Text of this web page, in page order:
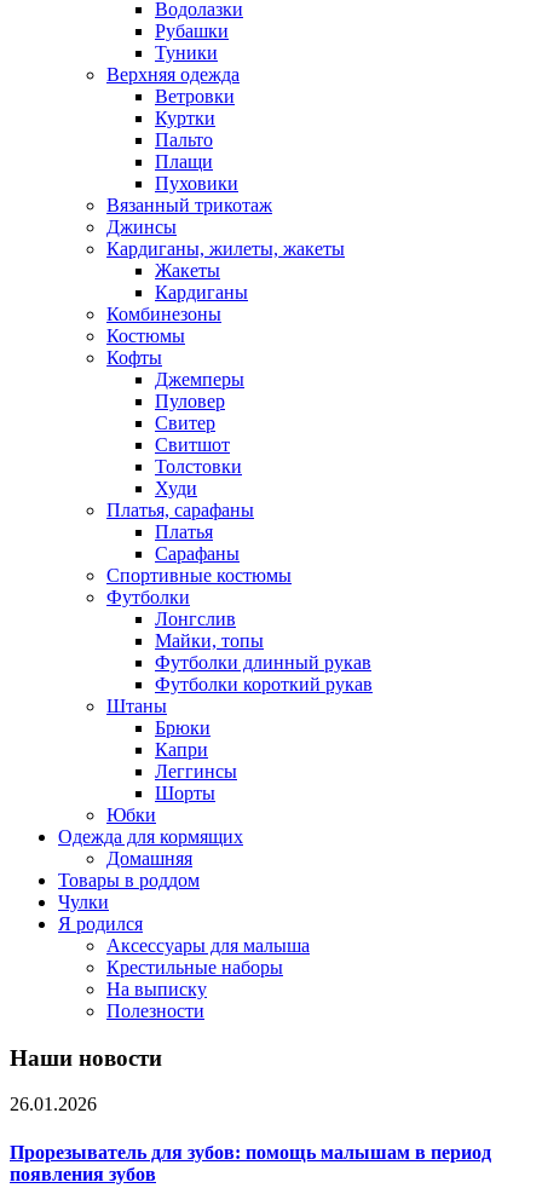
Водолазки
Рубашки
Туники
Верхняя одежда
Ветровки
Куртки
Пальто
Плащи
Пуховики
Вязанный трикотаж
Джинсы
Кардиганы, жилеты, жакеты
Жакеты
Кардиганы
Комбинезоны
Костюмы
Кофты
Джемперы
Пуловер
Свитер
Свитшот
Толстовки
Худи
Платья, сарафаны
Платья
Сарафаны
Спортивные костюмы
Футболки
Лонгслив
Майки, топы
Футболки длинный рукав
Футболки короткий рукав
Штаны
Брюки
Капри
Леггинсы
Шорты
Юбки
Одежда для кормящих
Домашняя
Товары в роддом
Чулки
Я родился
Аксессуары для малыша
Крестильные наборы
На выписку
Полезности
Наши новости
26.01.2026
Прорезыватель для зубов: помощь малышам в период
появления зубов